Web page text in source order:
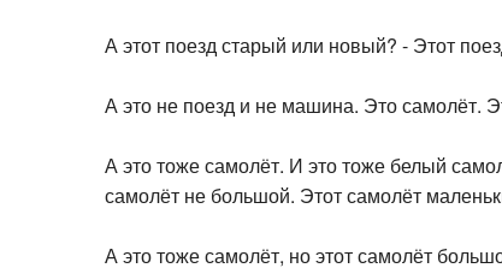
А этот поезд старый или новый? - Этот
А это не поезд и не машина. Это самолёт.
А это тоже самолёт. И это тоже белый
самолёт не большой. Этот самолёт
А это тоже самолёт, но этот самолёт